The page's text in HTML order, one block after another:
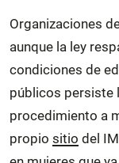
Organizaciones
aunque la ley
condiciones de
públicos persiste
procedimiento a
propio sitio del